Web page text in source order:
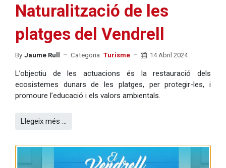
Naturalització de les
platges del Vendrell
By Jaume Rull Categoria: Turisme 14 Abril 2024
L’objectiu de les actuacions és la restauració dels
ecosistemes dunars de les platges, per protegir-les, i
promoure l’educació i els valors ambientals.
Llegeix més …